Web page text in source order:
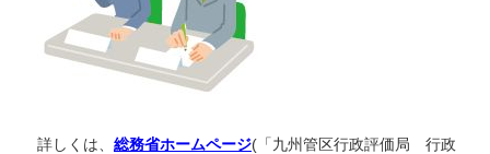
詳しくは、 総務省ホームページ(「九州管区行政評価局 行政